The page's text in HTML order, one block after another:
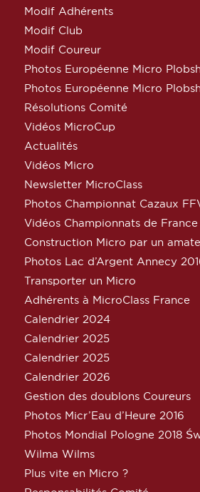
Modif Adhérents
Modif Club
Modif Coureur
Photos Européenne Micro
Photos Européenne Micro
Résolutions Comité
Vidéos MicroCup
Actualités
Vidéos Micro
Newsletter MicroClass
Photos Championnat Cazaux
Vidéos Championnats de France
Construction Micro par un
Photos Lac d’Argent Annecy
Transporter un Micro
Adhérents à MicroClass France
Calendrier 2024
Calendrier 2025
Calendrier 2025
Calendrier 2026
Gestion des doublons Coureurs
Photos Micr’Eau d’Heure 2016
Photos Mondial Pologne 2018
Wilma Wilms
Plus vite en Micro ?